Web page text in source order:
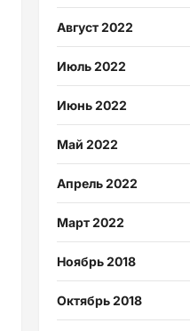
Август 2022
Июль 2022
Июнь 2022
Май 2022
Апрель 2022
Март 2022
Ноябрь 2018
Октябрь 2018